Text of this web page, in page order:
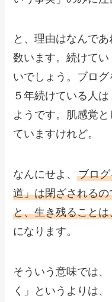
と、理由はなんで
数います。続けて
いでしょう。ブログ
５年続けている人
ようです。肌感覚
ていますけれど。
なんにせよ、ブロ
道」は閉ざされる
と、生き残ること
になります。
そういう意味では
く」というよりは